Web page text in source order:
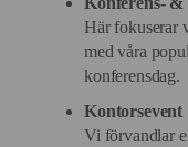
Här fokuserar
med våra
konferensdag.
Vi förvandlar